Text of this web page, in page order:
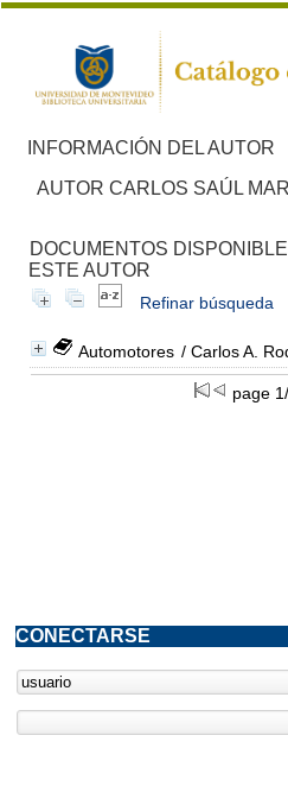
INFORMACIÓN DEL AUTOR
AUTOR CARLOS SAÚL
DOCUMENTOS
ESTE AUTOR
Refinar búsqueda
Automotores / Carlos A.
page
CONECTARSE